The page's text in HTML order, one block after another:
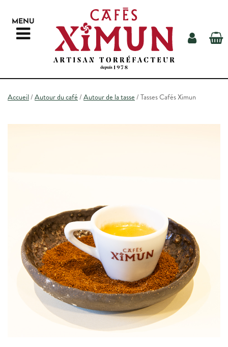
MENU
AUTOUR DU CAFÉ
ESPACE PROS
ACTU & BLOG
NOTRE FACEBOOK
NOTRE INSTAGRAM
S.A.V
Accueil / Autour du café / Autour de la tasse / Tasses Cafés Ximun